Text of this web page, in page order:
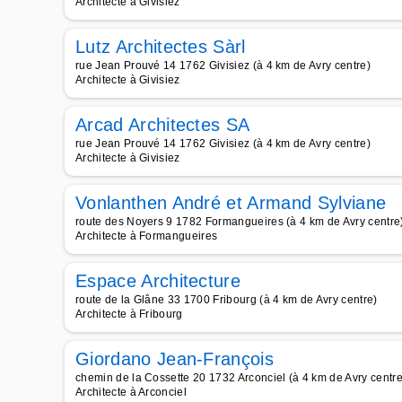
Lutz Architectes Sàrl
rue Jean Prouvé 14 1762 Givisiez (à 4 km de Avry centre)
Architecte à Givisiez
Arcad Architectes SA
rue Jean Prouvé 14 1762 Givisiez (à 4 km de Avry centre)
Architecte à Givisiez
Vonlanthen André et Armand Sylviane
route des Noyers 9 1782 Formangueires (à 4 km de Avry
Architecte à Formangueires
Espace Architecture
route de la Glâne 33 1700 Fribourg (à 4 km de Avry centre)
Architecte à Fribourg
Giordano Jean-François
chemin de la Cossette 20 1732 Arconciel (à 4 km de Avry
Architecte à Arconciel